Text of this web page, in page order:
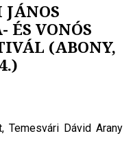
JÁNOS
ÉS VONÓS
(ABONY,
Temesvári Dávid Arany